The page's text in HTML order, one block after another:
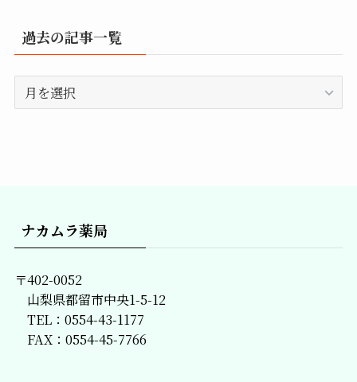
過去の記事一覧
去
ナカムラ薬局
〒402-0052
山梨県都留市中央1-5-12
TEL：0554-43-1177
FAX：0554-45-7766